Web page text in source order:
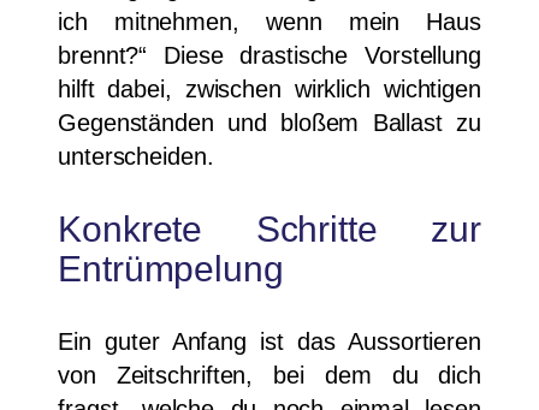
ich mitnehmen, wenn mein Haus
brennt?“ Diese drastische Vorstellung
hilft dabei, zwischen wirklich wichtigen
Gegenständen und bloßem Ballast zu
unterscheiden.
Konkrete Schritte zur
Entrümpelung
Ein guter Anfang ist das Aussortieren
von Zeitschriften, bei dem du dich